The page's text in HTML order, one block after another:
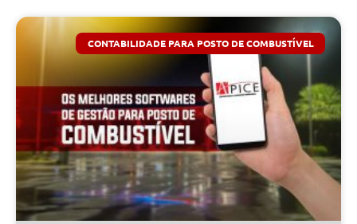
CONTABILIDADE PARA POSTO DE COMBUSTÍVEL